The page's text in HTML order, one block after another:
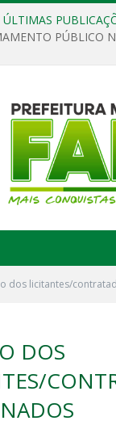
ÚLTIMAS
dos licitantes/
DOS